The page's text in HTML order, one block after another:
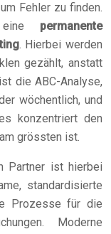
Fehler zu finden.
eine permanente
. Hierbei werden
gezählt, anstatt
die ABC-Analyse,
wöchentlich, und
konzentriert den
grössten ist.
Partner ist hierbei
standardisierte
Prozesse für die
Moderne